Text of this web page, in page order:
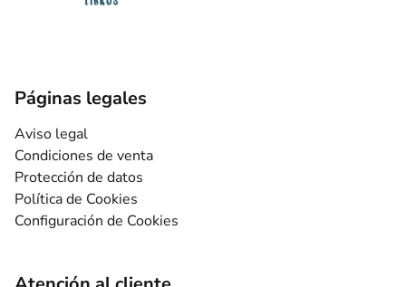
Páginas legales
Aviso legal
Condiciones de venta
Protección de datos
Política de Cookies
Configuración de Cookies